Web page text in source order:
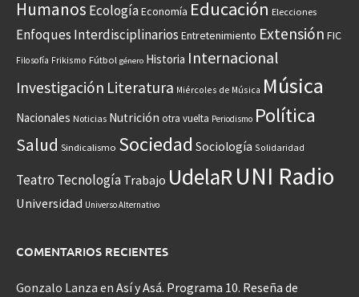
Humanos EcologíaEconomía Educación Elecciones
Enfoques Interdisciplinarios Entretenimiento Extensión FIC
Filosofía Frikismo Fútbol género Historia Internacional
Investigación Literatura Miércoles de Música Música
Nacionales Noticias Nutrición otra vuelta Periodismo Política
Salud Sindicalismo Sociedad Sociología Solidaridad
Teatro Tecnología Trabajo UdelaRUNI Radio
Universidad Universo Alternativo
COMENTARIOS RECIENTES
Gonzalo Lanza en Así y Asá. Programa 10. Reseña de